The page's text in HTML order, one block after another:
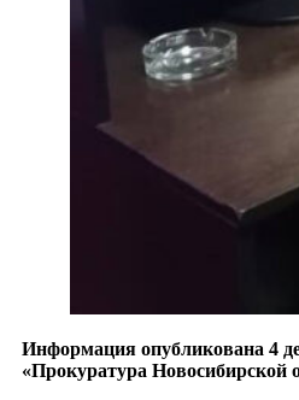
Информация опубликована 4
«Прокуратура Новосибирской